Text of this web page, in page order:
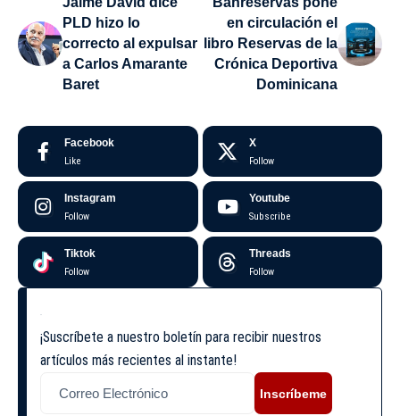
PLD hizo lo
correcto al expulsar
a Carlos Amarante
Baret
en circulación el
libro Reservas de la
Crónica Deportiva
Dominicana
Facebook
Like
X
Follow
Instagram
Follow
Youtube
Subscribe
Tiktok
Follow
Threads
Follow
¡Suscríbete a nuestro boletín para recibir nuestros
artículos más recientes al instante!
Inscríbeme